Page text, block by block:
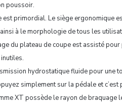
poussoir.
est primordial. Le siège ergonomique
à le morphologie de tous les
du plateau de coupe est assisté
hydrostatique fluide pour une
simplement sur la pédale et c’est
XT possède le rayon de braquage